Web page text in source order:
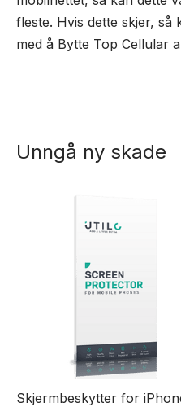
fleste. Hvis dette skjer,
med å Bytte Top Cellular
Unngå ny skade
Skjermbeskytter for